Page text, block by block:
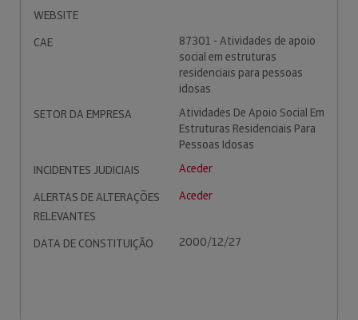
WEBSITE
CAE
87301 - Atividades de apoio
social em estruturas
residenciais para pessoas
idosas
SETOR DA EMPRESA
Atividades De Apoio Social Em
Estruturas Residenciais Para
Pessoas Idosas
INCIDENTES JUDICIAIS
Aceder
ALERTAS DE ALTERAÇÕES
RELEVANTES
Aceder
DATA DE CONSTITUIÇÃO 2000/12/27